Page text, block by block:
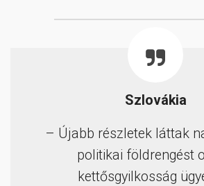
Szlovákia
– Újabb részletek láttak
politikai földrengést
kettősgyilkosság